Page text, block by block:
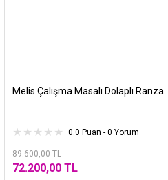
Melis Çalışma Masalı Dolaplı Ranza
0.0 Puan - 0 Yorum
89.600,00 TL
72.200,00 TL